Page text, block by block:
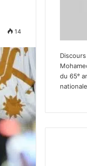
14
du 65ᵉ
nationale